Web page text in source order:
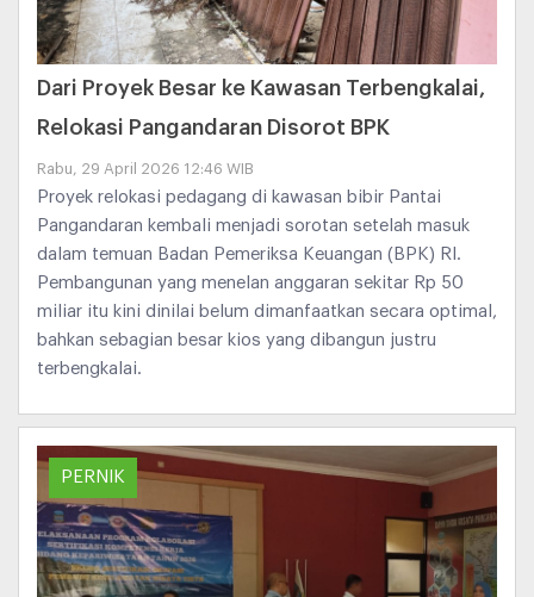
Dari Proyek Besar ke Kawasan Terbengkalai,
Relokasi Pangandaran Disorot BPK
Rabu, 29 April 2026 12:46 WIB
Proyek relokasi pedagang di kawasan bibir Pantai
Pangandaran kembali menjadi sorotan setelah masuk
dalam temuan Badan Pemeriksa Keuangan (BPK) RI.
Pembangunan yang menelan anggaran sekitar Rp 50
miliar itu kini dinilai belum dimanfaatkan secara optimal,
bahkan sebagian besar kios yang dibangun justru
terbengkalai.
PERNIK